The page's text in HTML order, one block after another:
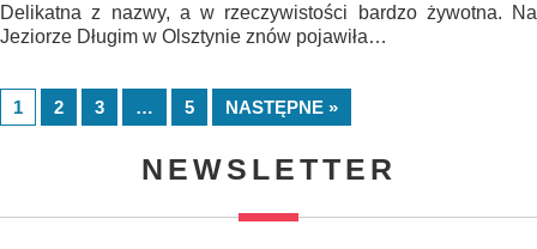
Delikatna z nazwy, a w rzeczywistości bardzo żywotna. Na
Jeziorze Długim w Olsztynie znów pojawiła…
1 2 3 … 5 NASTĘPNE »
NEWSLETTER